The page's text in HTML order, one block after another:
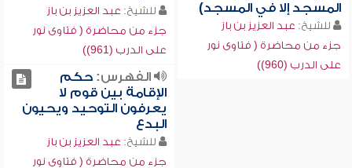
المسجد إلا في المسجد)
للشيخ: عبد العزيز بن باز
جزء من محاضرة ( فتاوى نور
على الدرب (960))
للشيخ: عبد العزيز بن باز
جزء من محاضرة ( فتاوى نور
على الدرب (961))
الفهرس:حكم
الإقامة بين قوم لا
يعرفون التوحيد ويحيون
البدع
للشيخ: عبد العزيز بن باز
جزء من محاضرة ( فتاوى نور